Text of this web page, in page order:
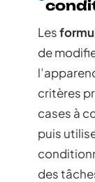
Les
de
critères
cases à
puis
des